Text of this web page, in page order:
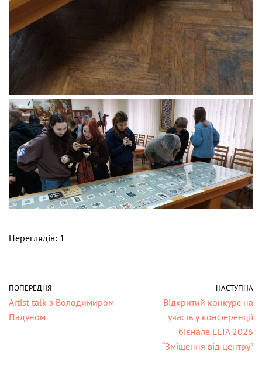
Переглядів: 1
ПОПЕРЕДНЯ
Artist talk з Володимиром
Падуном
НАСТУПНА
Відкритий конкурс на
участь у конференції
бієнале ELIA 2026
“Зміщення від центру”